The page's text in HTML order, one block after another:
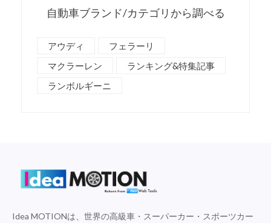
自動車ブランド/カテゴリから調べる
アウディ
フェラーリ
マクラーレン
ランキング&特集記事
ランボルギーニ
Idea MOTIONは、世界の高級車・スーパーカー・スポーツカー